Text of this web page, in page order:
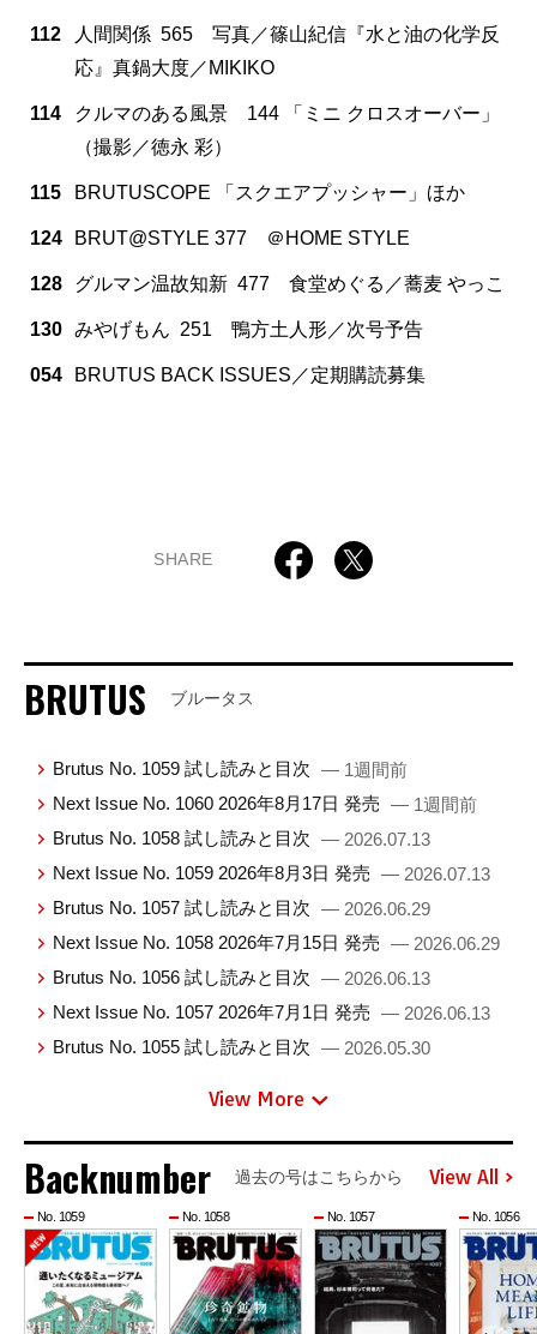
112
人間関係 565 写真／篠山紀信『水と油の化学反
応』真鍋大度／MIKIKO
114
クルマのある風景 144 「ミニ クロスオーバー」
（撮影／徳永 彩）
115 BRUTUSCOPE 「スクエアプッシャー」ほか
124 BRUT@STYLE 377 ＠HOME STYLE
128 グルマン温故知新 477 食堂めぐる／蕎麦 やっこ
130 みやげもん 251 鴨方土人形／次号予告
054 BRUTUS BACK ISSUES／定期購読募集
SHARE
BRUTUS ブルータス
Brutus No. 1059 試し読みと目次 — 1週間前
Next Issue No. 1060 2026年8月17日 発売 — 1週間前
Brutus No. 1058 試し読みと目次 — 2026.07.13
Next Issue No. 1059 2026年8月3日 発売 — 2026.07.13
Brutus No. 1057 試し読みと目次 — 2026.06.29
Next Issue No. 1058 2026年7月15日 発売 — 2026.06.29
Brutus No. 1056 試し読みと目次 — 2026.06.13
Next Issue No. 1057 2026年7月1日 発売 — 2026.06.13
Brutus No. 1055 試し読みと目次 — 2026.05.30
View More
Backnumber 過去の号はこちらから View All
No. 1059 No. 1058 No. 1057 No. 1056